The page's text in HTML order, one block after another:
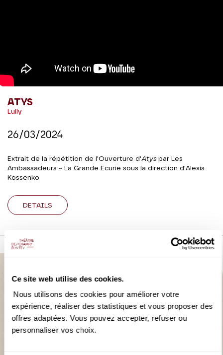
Ce site web utilise des cookies.
Nous utilisons des cookies pour améliorer votre
expérience, réaliser des statistiques et vous proposer des
offres adaptées. Vous pouvez accepter, refuser ou
personnaliser vos choix.
ATYS
Lully
26/03/2024
Extrait de la répétition de l'Ouverture d'Atyspar Les
Ambassadeurs ~ La Grande Ecurie sous la direction d'Alexis
Kossenko
DETAILS